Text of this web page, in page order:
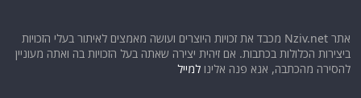
אתר Nziv.net מכבד את זכויות היוצרים ועושה מאמצים לאיתור בעלי הזכויות
ביצירות הכלולות בכתבות. אם זיהית יצירה שאתה בעל הזכויות בה ואתה מעוניין
להסירה מהכתבה, אנא פנה אלינולמייל